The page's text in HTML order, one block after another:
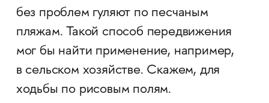
без проблем гуляют по песчаным
пляжам. Такой способ передвижения
мог бы найти применение, например,
в сельском хозяйстве. Скажем, для
ходьбы по рисовым полям.